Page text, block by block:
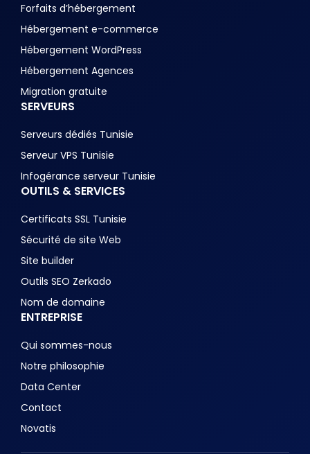
Forfaits d’hébergement
Hébergement e-commerce
Hébergement WordPress
Hébergement Agences
Migration gratuite
SERVEURS
Serveurs dédiés Tunisie
Serveur VPS Tunisie
Infogérance serveur Tunisie
OUTILS & SERVICES
Certificats SSL Tunisie
Sécurité de site Web
Site builder
Outils SEO Zerkado
Nom de domaine
ENTREPRISE
Qui sommes-nous
Notre philosophie
Data Center
Contact
Novatis